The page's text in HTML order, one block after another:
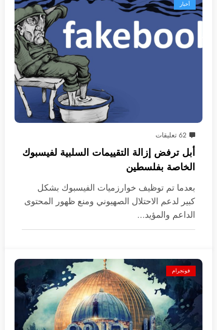
أخبار
62 تعليقات
أبل ترفض إزالة التقييمات السلبية لفيسبوك
الخاصة بفلسطين
بعدما تم توظيف خوارزميات الفيسبوك بشكل
كبير لدعم الاحتلال الصهيوني ومنع ظهور المحتوى
الداعم والمؤيد…
فونجرام